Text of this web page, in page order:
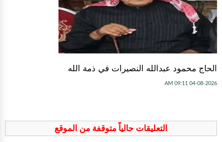
الحاج محمود عبدالله النصيرات في ذمة الله
04-08-2026 09:11 AM
التعليقات حالياً متوقفة من الموقع